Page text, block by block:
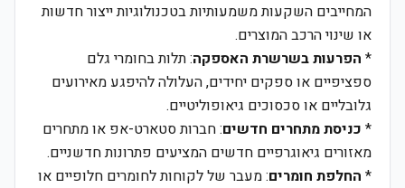
המחייבים השקעות משמעותיות בטכנולוגיות ייצור חדשות
או שינוי הרכב המוצרים.
* הפרעות בשרשרת האספקה: תלות בחומרי גלם
ספציפיים או ספקים יחידים, העלולה להיפגע מאירועים
גלובליים או סכסוכים גיאופוליטיים.
* כניסת מתחרים חדשים: חברות סטארט-אפ או מתחרים
מאזורים גיאוגרפיים חדשים המציעים פתרונות חדשניים.
* החלפת חומרים: מעבר של לקוחות לחומרים חלופיים או